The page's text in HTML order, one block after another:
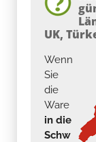
UK,
Wenn
Sie
die
Ware
in die
Schw